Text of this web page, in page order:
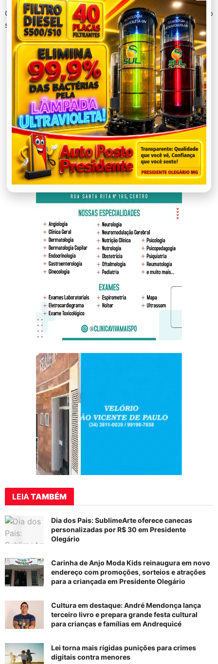
O próximo sorteio da Mega-Sena será realizado no
sábado (17).
LEIATAMBÉM
Dia dos Pais: SublimeArte oferece canecas
personalizadas por R$ 30 em Presidente
Olegário
Carinha de Anjo Moda Kids reinaugura em novo
endereço com promoções, sorteios e atrações
para a criançada em Presidente Olegário
Cultura em destaque: André Mendonça lança
terceiro livro e prepara grande festa cultural
para crianças e famílias em Andrequicé
Lei torna mais rígidas punições para crimes
digitais contra menores